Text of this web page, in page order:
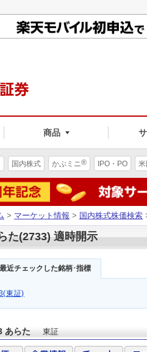
商品
国内株式 かぶミニ® IPO・PO
> マーケット情報 > 国内株式株価検索
た(2733) 適時開示
最近チェックした銘柄･指標
東証)
あらた 東証